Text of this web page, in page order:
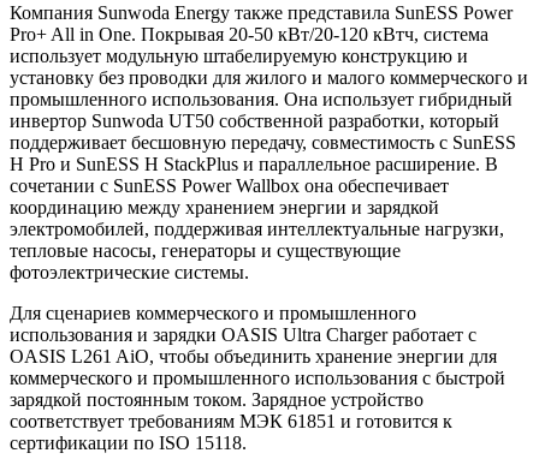
Компания Sunwoda Energy также представила SunESS Power
Pro+ All in One. Покрывая 20-50 кВт/20-120 кВтч, система
использует модульную штабелируемую конструкцию и
установку без проводки для жилого и малого коммерческого и
промышленного использования. Она использует гибридный
инвертор Sunwoda UT50 собственной разработки, который
поддерживает бесшовную передачу, совместимость с SunESS
H Pro и SunESS H StackPlus и параллельное расширение. В
сочетании с SunESS Power Wallbox она обеспечивает
координацию между хранением энергии и зарядкой
электромобилей, поддерживая интеллектуальные нагрузки,
тепловые насосы, генераторы и существующие
фотоэлектрические системы.
Для сценариев коммерческого и промышленного
использования и зарядки OASIS Ultra Charger работает с
OASIS L261 AiO, чтобы объединить хранение энергии для
коммерческого и промышленного использования с быстрой
зарядкой постоянным током. Зарядное устройство
соответствует требованиям МЭК 61851 и готовится к
сертификации по ISO 15118.